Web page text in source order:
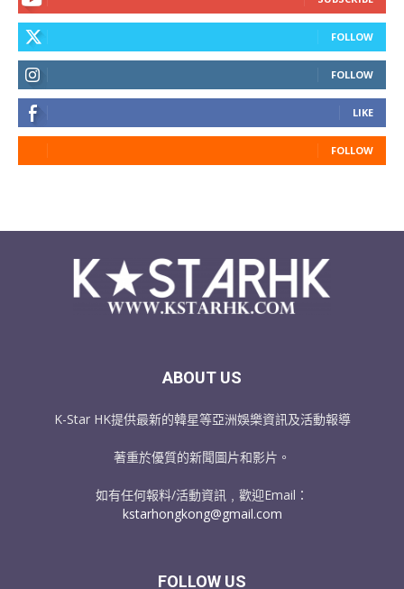
FOLLOW
FOLLOW
LIKE
FOLLOW
ABOUT US
K-Star HK提供最新的韓星等亞洲娛樂資訊及活動報導
著重於優質的新聞圖片和影片。
如有任何報料/活動資訊﹐歡迎Email：
kstarhongkong@gmail.com
FOLLOW US